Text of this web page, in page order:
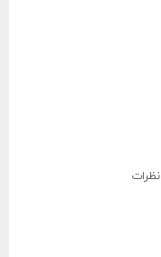
نظرات